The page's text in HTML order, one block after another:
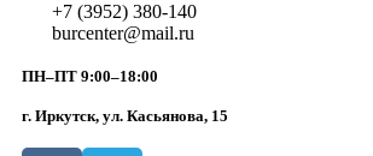
+7 (3952) 380-140
burcenter@mail.ru
ПН–ПТ 9:00–18:00
г. Иркутск, ул. Касьянова, 15